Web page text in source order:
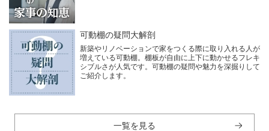
可動棚の疑問大解剖
新築やリノベーションで家をつくる際に取り入れる人が
増えている可動棚。棚板が自由に上下に動かせるフレキ
シブルさが人気です。可動棚の疑問や魅力を深掘りして
ご紹介します。
一覧を見る